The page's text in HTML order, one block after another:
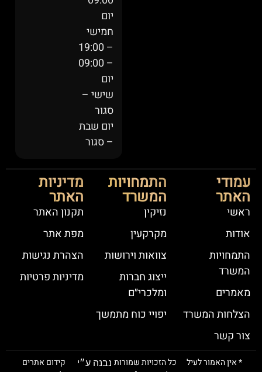
יום
חמישי
– 19:00
– 09:00
יום
שישי –
סגור
יום שבת
– סגור
עמודי
האתר
ראשי
אודות
התמחויות
המשרד
מאמרים
הצלחות המשרד
צור קשר
התמחויות
המשרד
נזיקין
מקרקעין
צוואות וירושות
ייצוג חברות
ומלכרי״ם
יפויי כוח מתמשך
מדיניות
האתר
תקנון האתר
מפת אתר
הצהרת נגישות
מדיניות פרטיות
* אין האמור לעיל
כל הזכויות שמורות נבנה ע״י
קידום אתרים